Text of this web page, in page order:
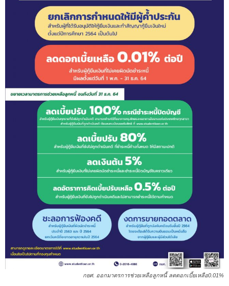
กยศ. ออกมาตรการช่วยเหลือลูกหนี้ ลดดอกเบี้ยเหลือ0.01%